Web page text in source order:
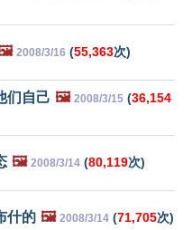
2008/3/16 (55,363次)
们自己 🖼️ 2008/3/15 (36,154
🖼️ 2008/3/14 (80,119次)
什的 🖼️ 2008/3/14 (71,705次)